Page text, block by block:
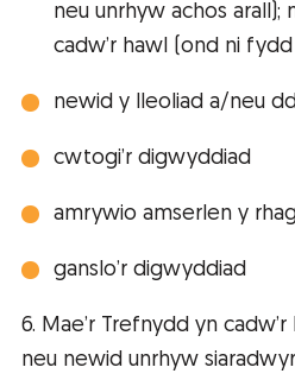
neu unrhyw achos arall);
cadw’r hawl (ond ni
newid y lleoliad a/neu
cwtogi’r digwyddiad
amrywio amserlen y
ganslo’r digwyddiad
6. Mae’r Trefnydd yn
neu newid unrhyw